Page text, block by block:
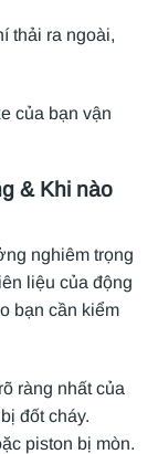
thải ra ngoài,
của bạn vận
& Khi nào
nghiêm trọng
liệu của động
bạn cần kiểm
ràng nhất của
đốt cháy.
piston bị mòn.